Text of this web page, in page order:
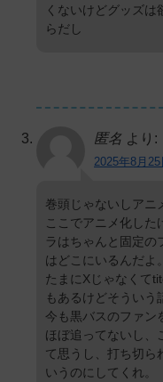
くないけどグッズ
らだし
匿名 より:
2025年8月
巻頭じゃないしアニ
ここでアニメ化し
ラはちゃんと固定の
はどこにいるんだよ。
たまにXじゃなくて
もあるけどそういう
今も黒バスのファン
ほぼ追ってないし、
て思うし、打ち切ら
いうのにしてくれ。